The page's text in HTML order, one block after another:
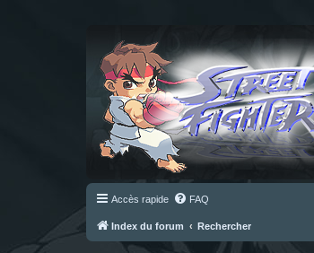
Accès rapide FAQ
Index du forum Rechercher